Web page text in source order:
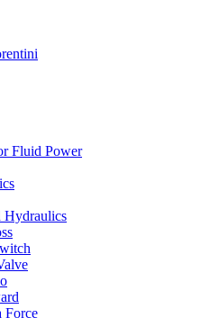
Fluid Power
Hydraulics
Force